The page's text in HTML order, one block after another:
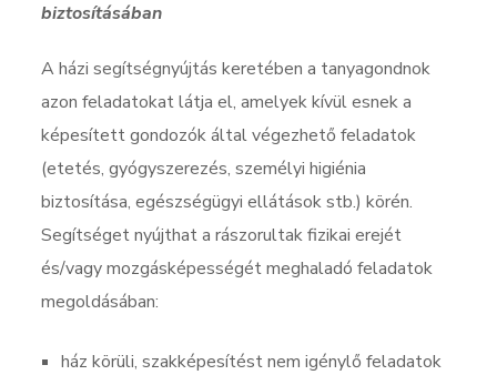
biztosításában
A házi segítségnyújtás keretében a tanyagondnok
azon feladatokat látja el, amelyek kívül esnek a
képesített gondozók által végezhető feladatok
(etetés, gyógyszerezés, személyi higiénia
biztosítása, egészségügyi ellátások stb.) körén.
Segítséget nyújthat a rászorultak fizikai erejét
és/vagy mozgásképességét meghaladó feladatok
megoldásában:
ház körüli, szakképesítést nem igénylő feladatok